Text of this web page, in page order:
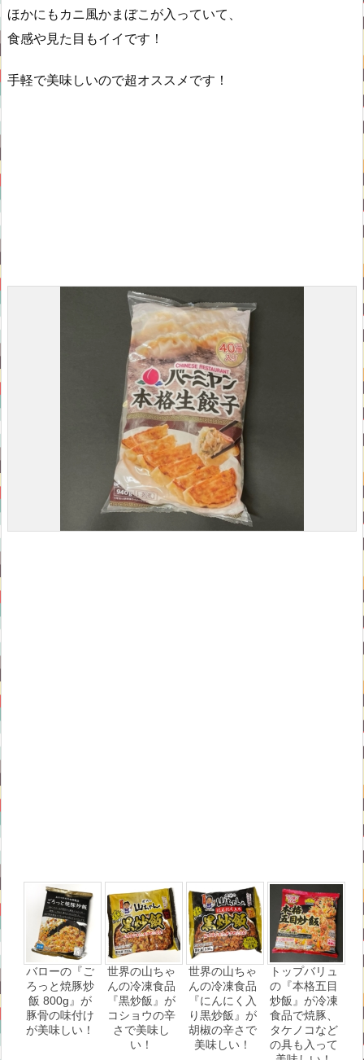
ほかにもカニ風かまぼこが入っていて、
食感や見た目もイイです！
手軽で美味しいので超オススメです！
バローの『ご
ろっと焼豚炒
飯 800g』が
豚骨の味付け
が美味しい！
世界の山ちゃ
んの冷凍食品
『黒炒飯』が
コショウの辛
さで美味し
い！
世界の山ちゃ
んの冷凍食品
『にんにく入
り黒炒飯』が
胡椒の辛さで
美味しい！
トップバリュ
の『本格五目
炒飯』が冷凍
食品で焼豚、
タケノコなど
の具も入って